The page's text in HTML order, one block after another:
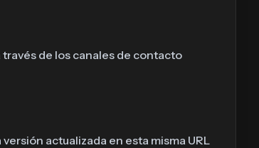
de los canales de contacto
actualizada en esta misma URL